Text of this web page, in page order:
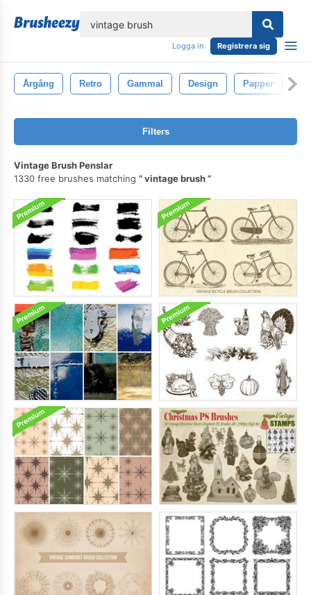
Logga in Registrera sig
Årgång Retro Gammal Design Papper
Filters
Vintage Brush Penslar
1330 free brushes matching
vintage brush